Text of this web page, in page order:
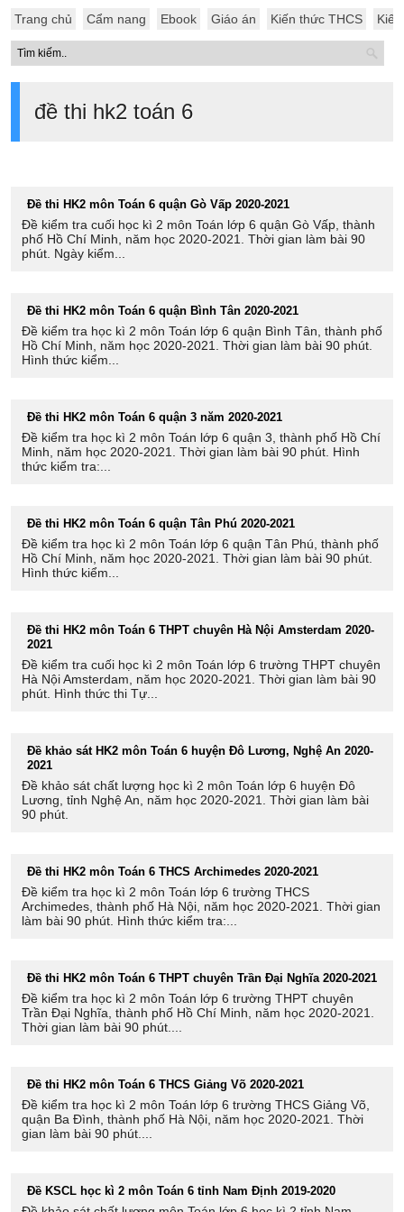
Trang chủ Cẩm nang Ebook Giáo án Kiến thức THCS
đề thi hk2 toán 6
Đề thi HK2 môn Toán 6 quận Gò Vấp 2020-2021
Đề kiểm tra cuối học kì 2 môn Toán lớp 6 quận Gò Vấp, thành
phố Hồ Chí Minh, năm học 2020-2021. Thời gian làm bài 90
phút. Ngày kiểm...
Đề thi HK2 môn Toán 6 quận Bình Tân 2020-2021
Đề kiểm tra học kì 2 môn Toán lớp 6 quận Bình Tân, thành phố
Hồ Chí Minh, năm học 2020-2021. Thời gian làm bài 90 phút.
Hình thức kiểm...
Đề thi HK2 môn Toán 6 quận 3 năm 2020-2021
Đề kiểm tra học kì 2 môn Toán lớp 6 quận 3, thành phố Hồ Chí
Minh, năm học 2020-2021. Thời gian làm bài 90 phút. Hình
thức kiểm tra:...
Đề thi HK2 môn Toán 6 quận Tân Phú 2020-2021
Đề kiểm tra học kì 2 môn Toán lớp 6 quận Tân Phú, thành phố
Hồ Chí Minh, năm học 2020-2021. Thời gian làm bài 90 phút.
Hình thức kiểm...
Đề thi HK2 môn Toán 6 THPT chuyên Hà Nội Amsterdam 2020-
2021
Đề kiểm tra cuối học kì 2 môn Toán lớp 6 trường THPT chuyên
Hà Nội Amsterdam, năm học 2020-2021. Thời gian làm bài 90
phút. Hình thức thi Tự...
Đề khảo sát HK2 môn Toán 6 huyện Đô Lương, Nghệ An 2020-
2021
Đề khảo sát chất lượng học kì 2 môn Toán lớp 6 huyện Đô
Lương, tỉnh Nghệ An, năm học 2020-2021. Thời gian làm bài
90 phút.
Đề thi HK2 môn Toán 6 THCS Archimedes 2020-2021
Đề kiểm tra học kì 2 môn Toán lớp 6 trường THCS
Archimedes, thành phố Hà Nội, năm học 2020-2021. Thời gian
làm bài 90 phút. Hình thức kiểm tra:...
Đề thi HK2 môn Toán 6 THPT chuyên Trần Đại Nghĩa 2020-2021
Đề kiểm tra học kì 2 môn Toán lớp 6 trường THPT chuyên
Trần Đại Nghĩa, thành phố Hồ Chí Minh, năm học 2020-2021.
Thời gian làm bài 90 phút....
Đề thi HK2 môn Toán 6 THCS Giảng Võ 2020-2021
Đề kiểm tra học kì 2 môn Toán lớp 6 trường THCS Giảng Võ,
quận Ba Đình, thành phố Hà Nội, năm học 2020-2021. Thời
gian làm bài 90 phút....
Đề KSCL học kì 2 môn Toán 6 tỉnh Nam Định 2019-2020